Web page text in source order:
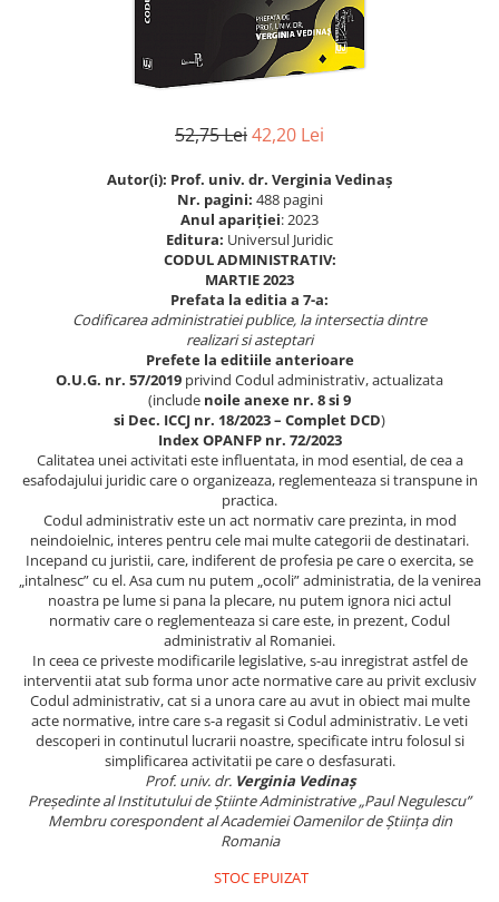
Manuale scolare/Cursuri
Spiritualitate/Ezoterism
52,75 Lei42,20 Lei
Autor(i): Prof. univ. dr. Verginia Vedinaș
Nr. pagini: 488 pagini
Anul apariţiei: 2023
Editura: Universul Juridic
CODUL ADMINISTRATIV:
MARTIE 2023
Prefata la editia a 7-a:
Codificarea administratiei publice, la intersectia dintre
realizari si asteptari
Prefete la editiile anterioare
O.U.G. nr. 57/2019 privind Codul administrativ, actualizata
(include noile anexe nr. 8 si 9
si Dec. ICCJ nr. 18/2023 – Complet DCD)
Index OPANFP nr. 72/2023
Calitatea unei activitati este influentata, in mod esential, de cea a
esafodajului juridic care o organizeaza, reglementeaza si transpune in
practica.
Codul administrativ este un act normativ care prezinta, in mod
neindoielnic, interes pentru cele mai multe categorii de destinatari.
Incepand cu juristii, care, indiferent de profesia pe care o exercita, se
„intalnesc” cu el. Asa cum nu putem „ocoli” administratia, de la venirea
noastra pe lume si pana la plecare, nu putem ignora nici actul
normativ care o reglementeaza si care este, in prezent, Codul
administrativ al Romaniei.
In ceea ce priveste modificarile legislative, s-au inregistrat astfel de
interventii atat sub forma unor acte normative care au privit exclusiv
Codul administrativ, cat si a unora care au avut in obiect mai multe
acte normative, intre care s-a regasit si Codul administrativ. Le veti
descoperi in continutul lucrarii noastre, specificate intru folosul si
simplificarea activitatii pe care o desfasurati.
Prof. univ. dr. Verginia Vedinaș
Președinte al Institutului de Știinte Administrative „Paul Negulescu”
Membru corespondent al Academiei Oamenilor de Știința din
Romania
STOC EPUIZAT